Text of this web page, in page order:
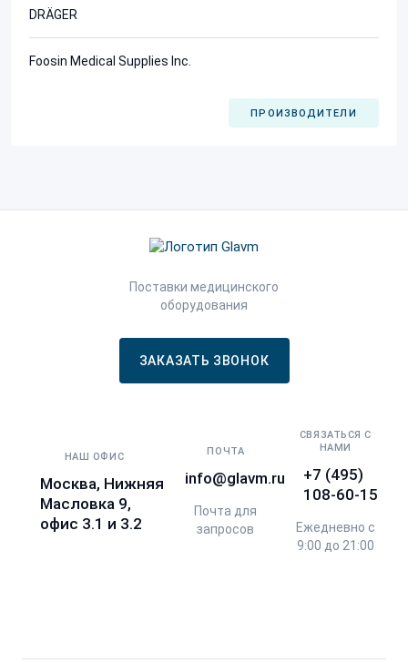
DRÄGER
Foosin Medical Supplies Inc.
ПРОИЗВОДИТЕЛИ
Поставки медицинского
оборудования
ЗАКАЗАТЬ ЗВОНОК
НАШ ОФИС
Москва, Нижняя
Масловка 9,
офис 3.1 и 3.2
ПОЧТА
info@glavm.ru
Почта для
запросов
СВЯЗАТЬСЯ С
НАМИ
+7 (495)
108-60-15
Ежедневно с
9:00 до 21:00